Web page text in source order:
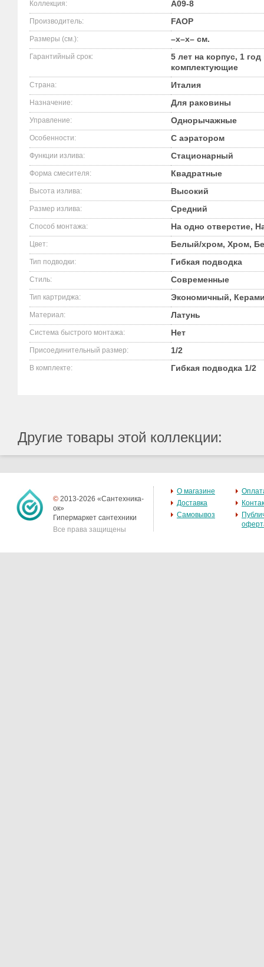
Коллекция: A09-8
Производитель: FAOP
Размеры (см.): –x–x– см.
Гарантийный срок:
5 лет на корпус, 1 год
комплектующие
Страна: Италия
Назначение: Для раковины
Управление: Однорычажные
Особенности: С аэратором
Функции излива: Стационарный
Форма смесителя: Квадратные
Высота излива: Высокий
Размер излива: Средний
Способ монтажа: На одно отверстие,
Цвет: Белый/хром, Хром,
Тип подводки: Гибкая подводка
Стиль: Современные
Тип картриджа: Экономичный,
Материал: Латунь
Система быстрого монтажа: Нет
Присоединительный размер: 1/2
В комплекте: Гибкая подводка 1/2
Другие товары этой коллекции:
© 2013-2026 «Сантехника-
ок»
Гипермаркет сантехники
Все права защищены
О магазине
Доставка
Самовывоз